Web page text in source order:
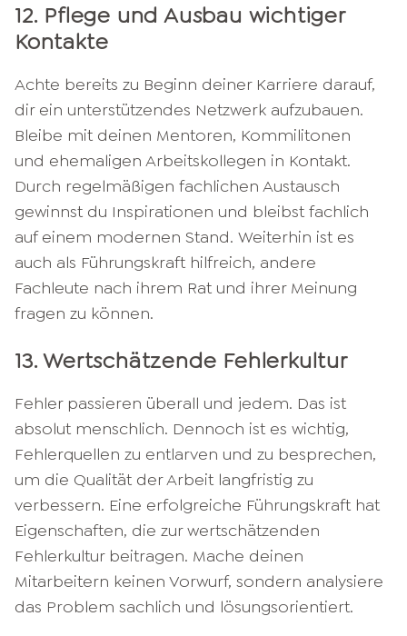
12. Pflege und Ausbau wichtiger
Kontakte
Achte bereits zu Beginn deiner Karriere darauf,
dir ein unterstützendes Netzwerk aufzubauen.
Bleibe mit deinen Mentoren, Kommilitonen
und ehemaligen Arbeitskollegen in Kontakt.
Durch regelmäßigen fachlichen Austausch
gewinnst du Inspirationen und bleibst fachlich
auf einem modernen Stand. Weiterhin ist es
auch als Führungskraft hilfreich, andere
Fachleute nach ihrem Rat und ihrer Meinung
fragen zu können.
13. Wertschätzende Fehlerkultur
Fehler passieren überall und jedem. Das ist
absolut menschlich. Dennoch ist es wichtig,
Fehlerquellen zu entlarven und zu besprechen,
um die Qualität der Arbeit langfristig zu
verbessern. Eine erfolgreiche Führungskraft hat
Eigenschaften, die zur wertschätzenden
Fehlerkultur beitragen. Mache deinen
Mitarbeitern keinen Vorwurf, sondern analysiere
das Problem sachlich und lösungsorientiert.